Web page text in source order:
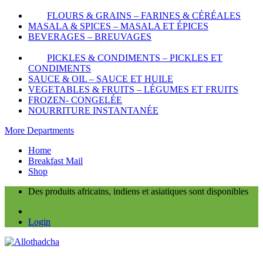
FLOURS & GRAINS – FARINES & CÉRÉALES
MASALA & SPICES – MASALA ET ÉPICES
BEVERAGES – BREUVAGES
PICKLES & CONDIMENTS – PICKLES ET
CONDIMENTS
SAUCE & OIL – SAUCE ET HUILE
VEGETABLES & FRUITS – LÉGUMES ET FRUITS
FROZEN- CONGELÉE
NOURRITURE INSTANTANÉE
More Departments
Home
Breakfast Mail
Shop
Des produits africains, indiens et asiatiques sont disponibles
Login